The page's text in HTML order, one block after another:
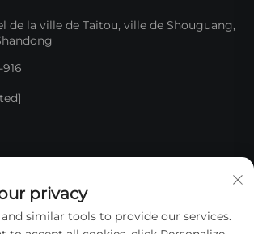
de la ville de Taitou, ville de Shouguang,
privacy
similar tools to provide our services.